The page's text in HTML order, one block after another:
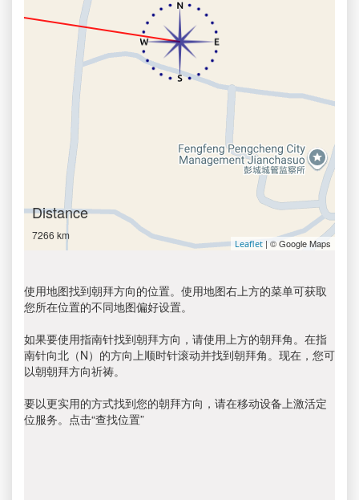
Distance
7266 km
Leaflet | © Google Maps
使用地图找到朝拜方向的位置。使用地图右上方的菜单可获取
您所在位置的不同地图偏好设置。
如果要使用指南针找到朝拜方向，请使用上方的朝拜角。在指
南针向北（N）的方向上顺时针滚动并找到朝拜角。现在，您可
以朝朝拜方向祈祷。
要以更实用的方式找到您的朝拜方向，请在移动设备上激活定
位服务。点击“查找位置”